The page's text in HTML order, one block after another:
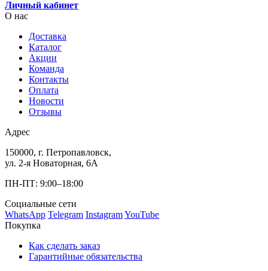
Личный кабинет
О нас
Доставка
Каталог
Акции
Команда
Контакты
Оплата
Новости
Отзывы
Адрес
150000, г. Петропавловск,
ул. 2-я Новаторная, 6А
ПН-ПТ: 9:00–18:00
Социальные сети
WhatsApp Telegram InstagramYouTube
Покупка
Как сделать заказ
Гарантийные обязательства